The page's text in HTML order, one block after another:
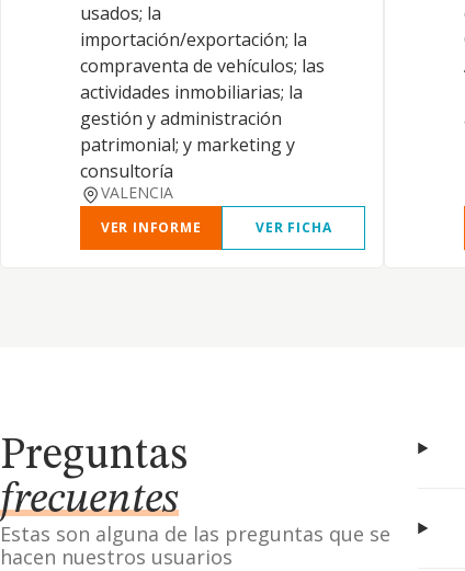
usados; la
importación/exportación; la
compraventa de vehículos; las
actividades inmobiliarias; la
gestión y administración
patrimonial; y marketing y
consultoría
VALENCIA
VER INFORME VER FICHA
Preguntas
frecuentes
Estas son alguna de las preguntas que se
hacen nuestros usuarios